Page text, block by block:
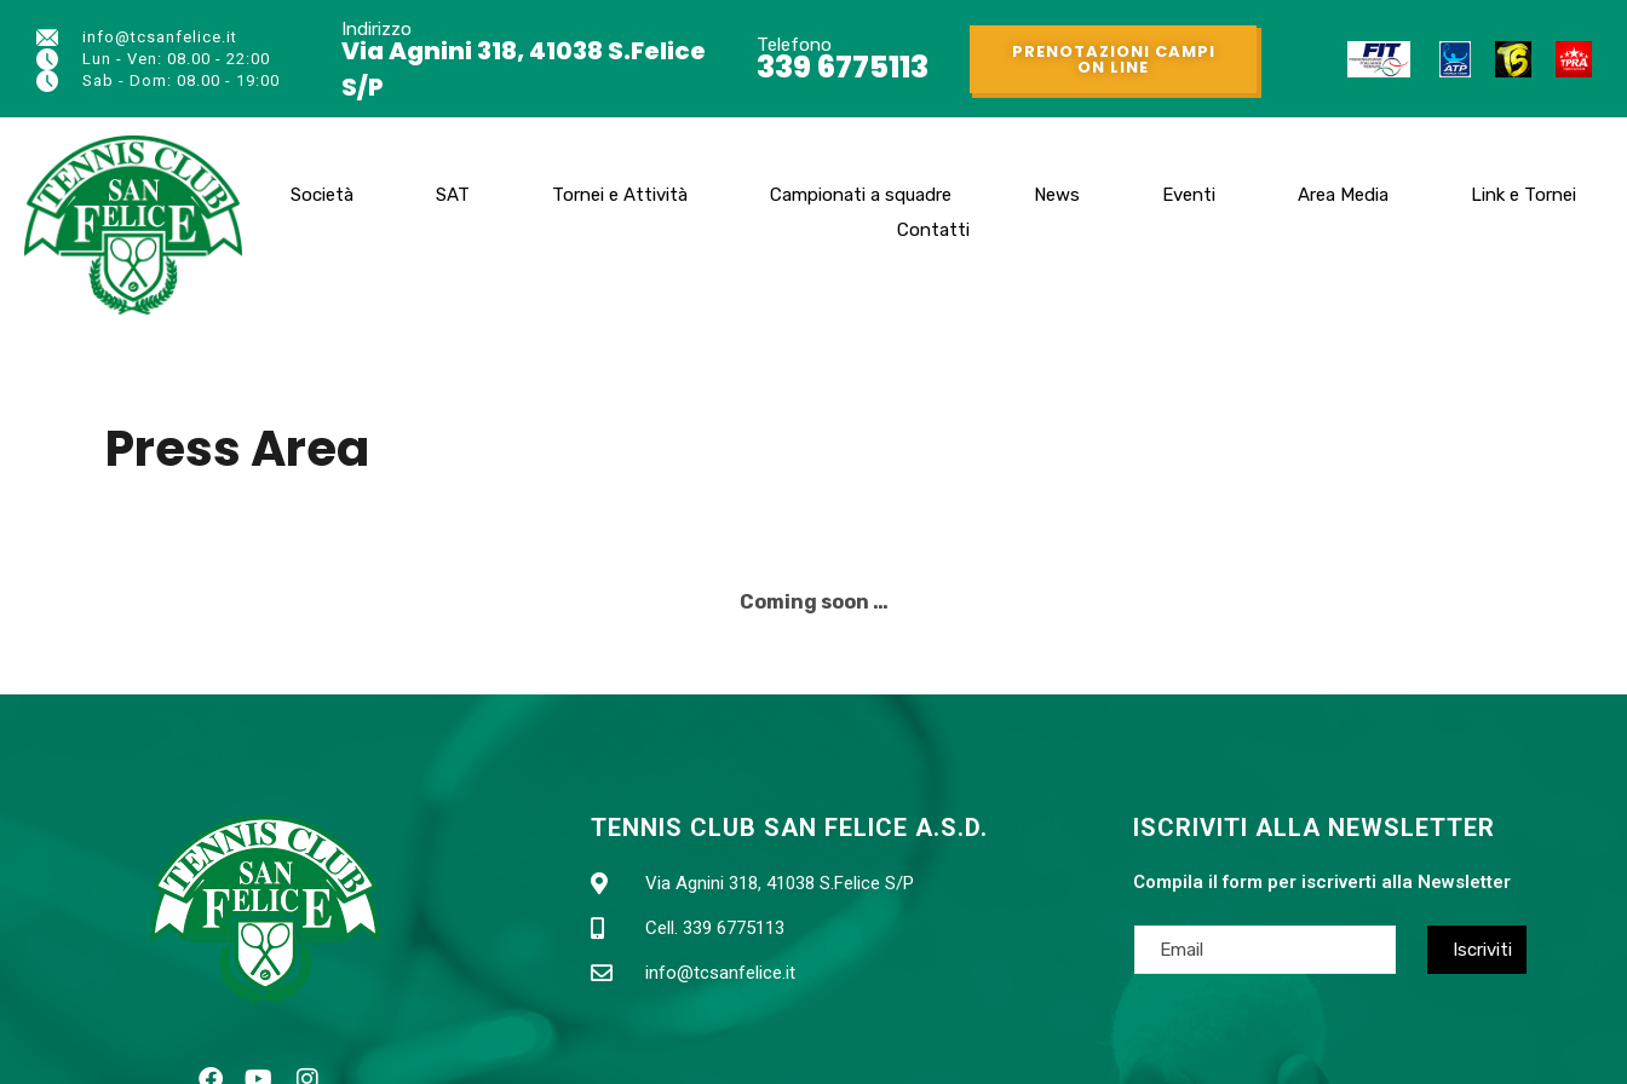
info@tcsanfelice.it
Lun - Ven: 08.00 - 22:00
Sab - Dom: 08.00 - 19:00
Indirizzo
Via Agnini 318, 41038 S.Felice
S/P
Telefono
339 6775113 PRENOTAZIONI CAMPI
ON LINE
Società SAT Tornei e Attività Campionati a squadre News Eventi Area Media
Link e Tornei
Contatti
Press Area
Coming soon …
TENNIS CLUB SAN FELICE A.S.D.
Via Agnini 318, 41038 S.Felice S/P
Cell. 339 6775113
info@tcsanfelice.it
ISCRIVITI ALLA NEWSLETTER
Compila il form per iscriverti alla Newsletter